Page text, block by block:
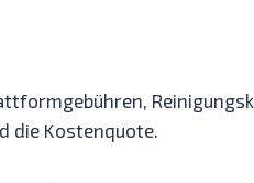
die Kostenquote.